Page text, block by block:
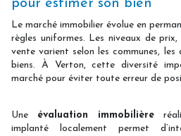
pour estimer son bien
Le marché immobilier évolue en
règles uniformes. Les niveaux de
vente varient selon les communes,
biens. À Verton, cette diversité
marché pour éviter toute erreur de
Une évaluation immobilière
implanté localement permet